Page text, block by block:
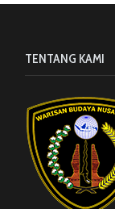
TENTANG KAMI